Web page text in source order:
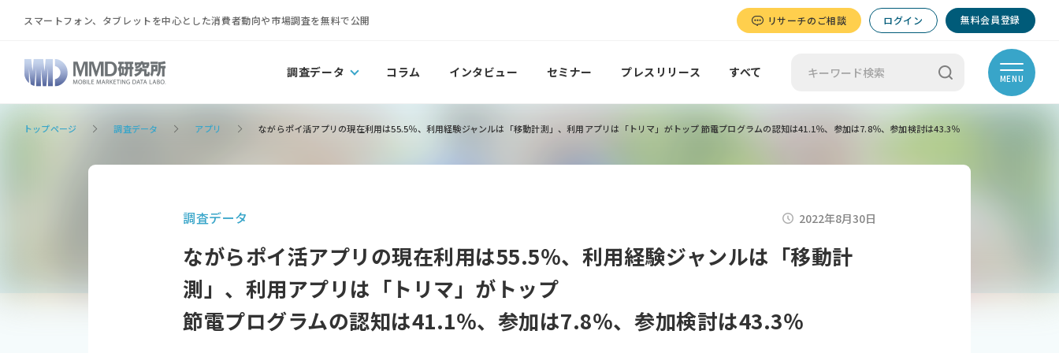
スマートフォン、タブレットを中心とした消費者動向や市場調査を無料で公開 リサーチのご相談 ログイン 無料会員登録
調査データ コラム インタビュー セミナー プレスリリース すべて MENU
トップページ 調査データ アプリ ながらポイ活アプリの現在利用は55.5％、利用経験ジャンルは「移動計測」、利用アプリは「トリマ」がトップ 節電プログラムの認知は41.1％、参加は7.8％、参加検討は43.3％
調査データ 2022年8月30日
ながらポイ活アプリの現在利用は55.5％、利用経験ジャンルは「移動計
測」、利用アプリは「トリマ」がトップ
節電プログラムの認知は41.1％、参加は7.8％、参加検討は43.3％